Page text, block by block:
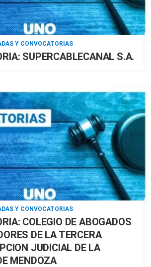
Y CONVOCATORIAS
SUPERCABLECANAL S.A.
Y CONVOCATORIAS
COLEGIO DE ABOGADOS
DE LA TERCERA
JUDICIAL DE LA
MENDOZA